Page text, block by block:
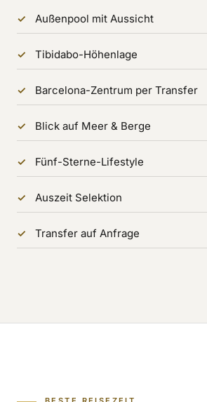
Außenpool mit Aussicht
Tibidabo-Höhenlage
Barcelona-Zentrum per Transfer
Blick auf Meer & Berge
Fünf-Sterne-Lifestyle
Auszeit Selektion
Transfer auf Anfrage